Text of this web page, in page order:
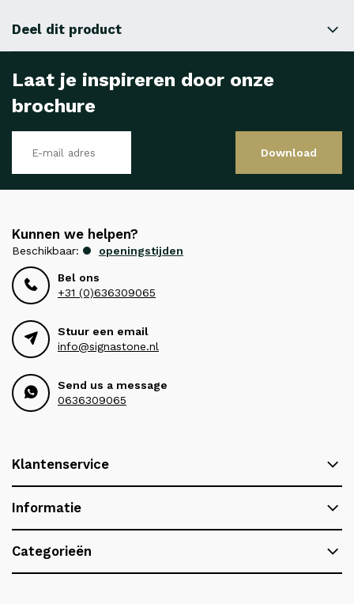
Deel dit product
Laat je inspireren door onze
brochure
Download
Kunnen we helpen?
Beschikbaar: openingstijden
Bel ons
+31 (0)636309065
Stuur een email
info@signastone.nl
Send us a message
0636309065
Klantenservice
Informatie
Categorieën